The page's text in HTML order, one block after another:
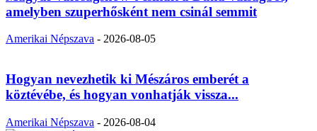
amelyben szuperhősként nem csinál semmit
Amerikai Népszava - 2026-08-05
Hogyan nevezhetik ki Mészáros emberét a
köztévébe, és hogyan vonhatják vissza...
Amerikai Népszava - 2026-08-04